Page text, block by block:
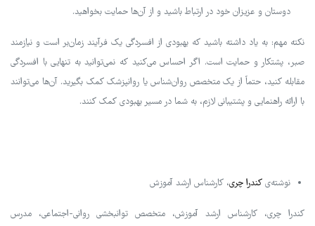
دوستان و عزیزان خود در ارتباط باشید و از آن‌ها حمایت بخواهید.
نکته مهم: به یاد داشته باشید که بهبودی از افسردگی یک فرآیند زمان‌بر است و نیازمند
صبر، پشتکار و حمایت است. اگر احساس می‌کنید که نمی‌توانید به تنهایی با افسردگی
مقابله کنید، حتماً از یک متخصص روان‌شناس یا روانپزشک کمک بگیرید. آن‌ها می‌توانند
با ارائه راهنمایی و پشتیبانی لازم، به شما در مسیر بهبودی کمک کنند.
نوشته‌ی کندرا چری، کارشناس ارشد آموزش
کندرا چری، کارشناس ارشد آموزش، متخصص توانبخشی روانی-اجتماعی، مدرس